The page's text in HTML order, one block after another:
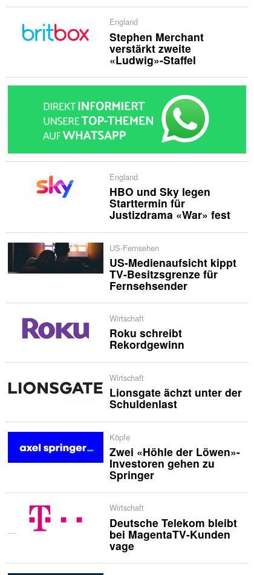
England
Stephen Merchant
verstärkt zweite
«Ludwig»-Staffel
England
HBO und Sky legen
Starttermin für
Justizdrama «War» fest
US-Fernsehen
US-Medienaufsicht kippt
TV-Besitzsgrenze für
Fernsehsender
Wirtschaft
Roku schreibt
Rekordgewinn
Wirtschaft
Lionsgate ächzt unter der
Schuldenlast
Köpfe
Zwei «Höhle der Löwen»-
Investoren gehen zu
Springer
Wirtschaft
Deutsche Telekom bleibt
bei MagentaTV-Kunden
vage